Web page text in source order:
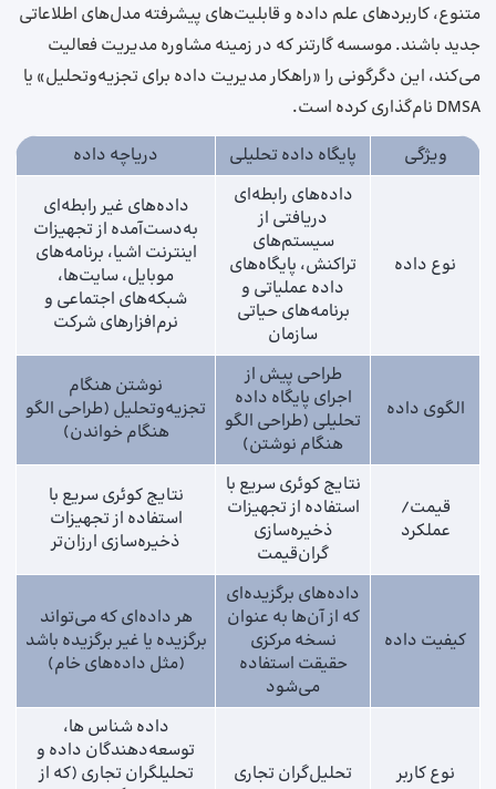
متنوع، کاربردهای علم داده و قابلیت‌های پیشرفته مدل‌های اطلاعاتی
جدید باشند. موسسه گارتنر که در زمینه مشاوره مدیریت فعالیت
می‌کند، این دگرگونی را «راهکار مدیریت داده برای تجزیه‌وتحلیل» یا
DMSA نام‌گذاری کرده است.
ویژگی
پایگاه داده تحلیلی دریاچه داده
نوع داده
داده‌های رابطه‌ای
دریافتی از
سیستم‌های
تراکنش، پایگاه‌های
داده عملیاتی و
برنامه‌های حیاتی
سازمان
داده‌های غیر رابطه‌ای
به‌دست‌آمده از تجهیزات
اینترنت اشیا، برنامه‌های
موبایل، سایت‌ها،
شبکه‌های اجتماعی و
نرم‌افزارهای شرکت
الگوی داده
طراحی پیش از
اجرای پایگاه داده
تحلیلی (طراحی الگو
هنگام نوشتن)
نوشتن هنگام
تجزیه‌وتحلیل (طراحی الگو
هنگام خواندن)
قیمت/
عملکرد
نتایج کوئری سریع با
استفاده از تجهیزات
ذخیره‌سازی
گران‌قیمت
نتایج کوئری سریع با
استفاده از تجهیزات
ذخیره‌سازی ارزان‌تر
کیفیت داده
داده‌های برگزیده‌ای
که از آن‌ها به عنوان
نسخه مرکزی
حقیقت استفاده
می‌شود
هر داده‌ای که می‌تواند
برگزیده یا غیر برگزیده باشد
(مثل داده‌های خام)
نوع کاربر تحلیل‌گران تجاری
داده شناس ها،
توسعه‌دهندگان داده و
تحلیلگران تجاری (که از